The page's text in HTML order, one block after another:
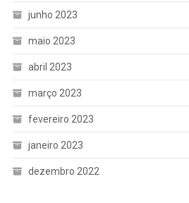
junho 2023
maio 2023
abril 2023
março 2023
fevereiro 2023
janeiro 2023
dezembro 2022